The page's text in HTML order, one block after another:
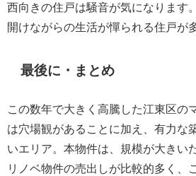
西向きの住戸は騒音が気になります
開けながらの生活が憚られる住戸が
最後に・まとめ
この数年で大きく高騰した江東区の
は穴場観があることに加え、有力な
いエリア。本物件は、規模が大きい
リノベ物件の売出しが比較的多く、